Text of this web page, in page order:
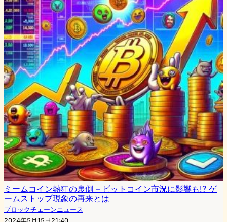
ミームコイン熱狂の裏側 – ビットコイン市況に影響も!? ゲ
ームストップ現象の再来とは
ブロックチェーンニュース